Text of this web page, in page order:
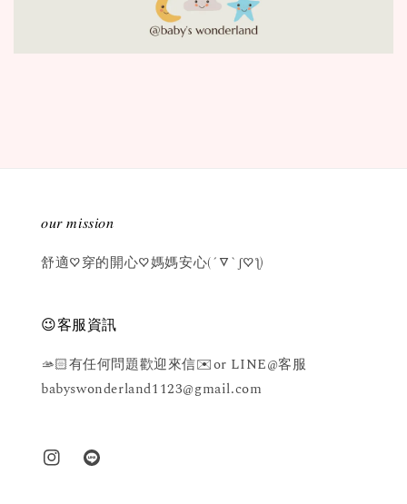
𝑜𝑢𝑟 𝑚𝑖𝑠𝑠𝑖𝑜𝑛
舒適♡穿的開心♡媽媽安心(´▽`ʃ♡ƪ)
😉客服資訊
🫴🏻有任何問題歡迎來信✉️or LINE@客服
babyswonderland1123@gmail.com